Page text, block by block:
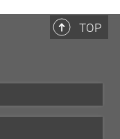
TOP